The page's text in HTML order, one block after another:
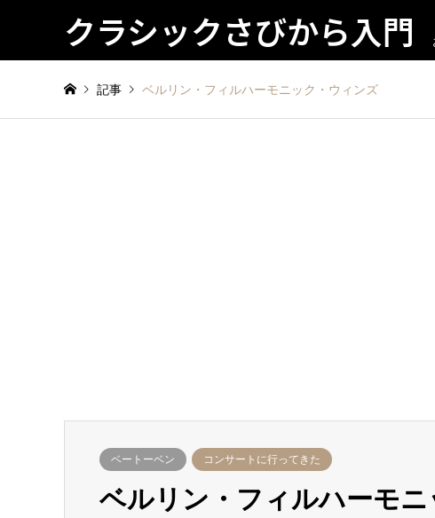
クラシックさびから入門
記事 ベルリン・フィルハーモニック・ウィンズ
ベートーベン コンサートに行ってきた
ベルリン・フィルハーモ